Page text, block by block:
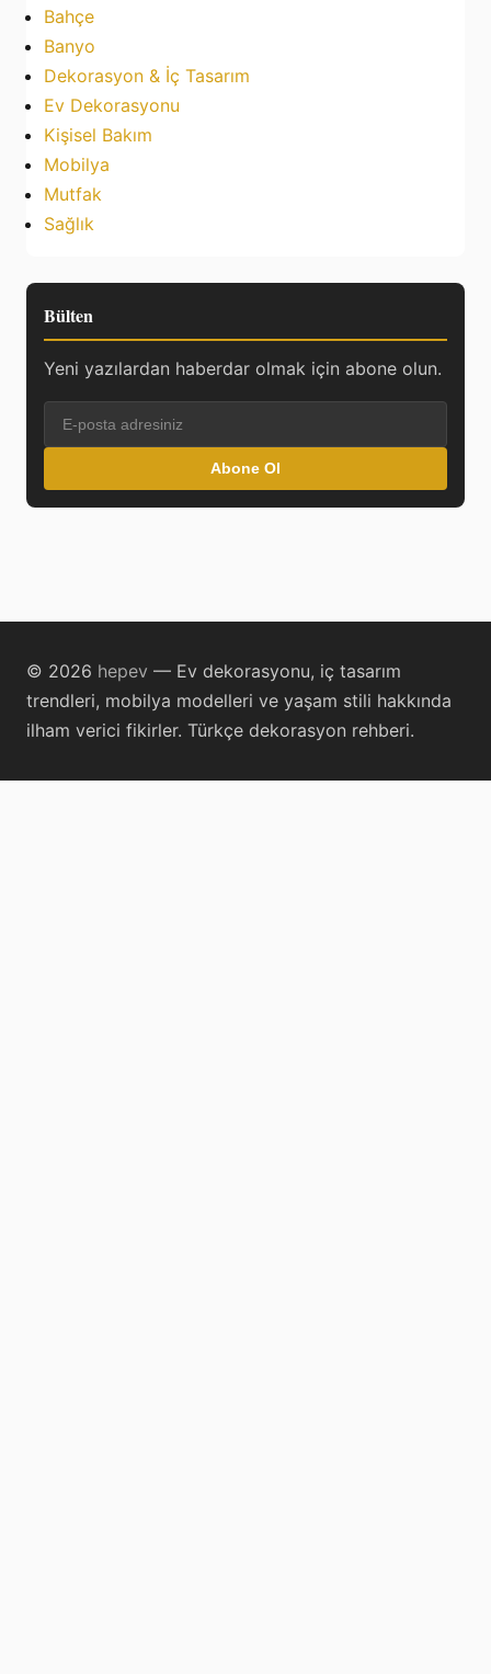
Bahçe
Banyo
Dekorasyon & İç Tasarım
Ev Dekorasyonu
Kişisel Bakım
Mobilya
Mutfak
Sağlık
Bülten
Yeni yazılardan haberdar olmak için abone olun.
Abone Ol
© 2026 hepev — Ev dekorasyonu, iç tasarım
trendleri, mobilya modelleri ve yaşam stili hakkında
ilham verici fikirler. Türkçe dekorasyon rehberi.